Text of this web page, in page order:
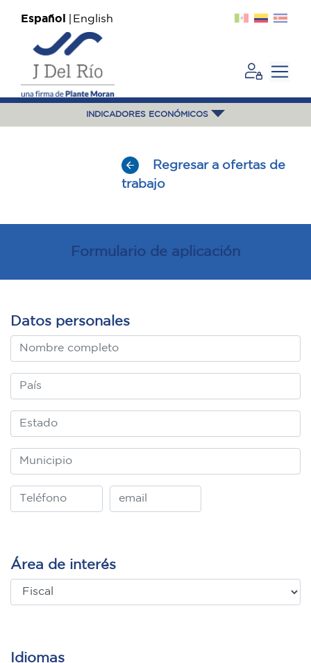
Español English
INDICADORES ECONÓMICOS
Regresar a ofertas de
trabajo
Formulario de aplicación
Datos personales
Área de interés
Idiomas